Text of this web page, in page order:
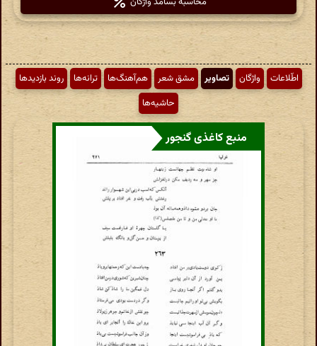
اطّلاعات واژگان تصاویر مشق شعر هم‌آهنگ‌ها ترانه‌ها
روند بازدیدها
حاشیه‌ها
منبع کاغذی گنجور